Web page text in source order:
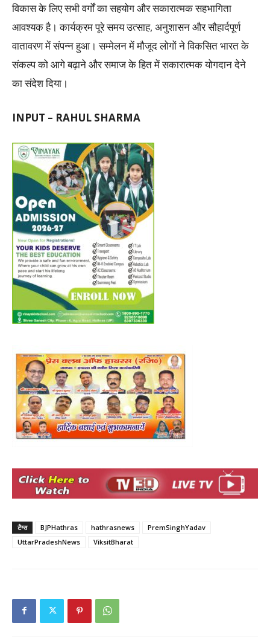
विकास के लिए सभी वर्गों का सहयोग और सकारात्मक सहभागिता
आवश्यक है। कार्यक्रम पूरे समय उत्साह, अनुशासन और सौहार्दपूर्ण
वातावरण में संपन्न हुआ। सम्मेलन में मौजूद लोगों ने विकसित भारत के
संकल्प को आगे बढ़ाने और समाज के हित में सकारात्मक योगदान देने
का संदेश दिया।
INPUT – RAHUL SHARMA
टैग्स BJPHathras hathrasnews
PremSinghYadav
UttarPradeshNews
ViksitBharat